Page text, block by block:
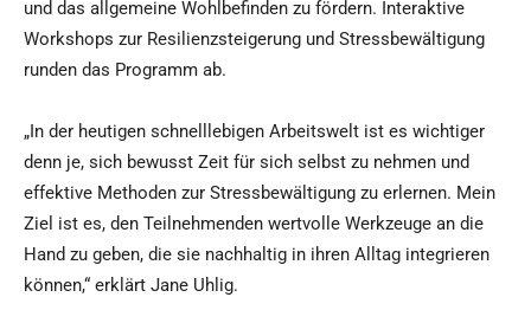
und das allgemeine Wohlbefinden zu fördern. Interaktive
Workshops zur Resilienzsteigerung und Stressbewältigung
runden das Programm ab.
„In der heutigen schnelllebigen Arbeitswelt ist es wichtiger
denn je, sich bewusst Zeit für sich selbst zu nehmen und
effektive Methoden zur Stressbewältigung zu erlernen. Mein
Ziel ist es, den Teilnehmenden wertvolle Werkzeuge an die
Hand zu geben, die sie nachhaltig in ihren Alltag integrieren
können,“ erklärt Jane Uhlig.